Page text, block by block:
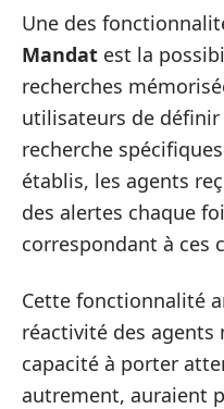
Une des
Mandat est la
recherches
utilisateurs de
recherche
établis, les agents
des alertes chaque
correspondant à ces
Cette fonctionnalité
réactivité des
capacité à porter
autrement, auraient